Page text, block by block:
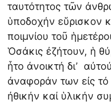
ταυτότητος τῶν
ὑποδοχήν εὕρισκον
ποιμνίου τοῦ
Ὁσάκις ἐζήτουν, ἡ
ἦτο ἀνοικτή δι’
ἀναφοράν των εἰς τό
ἠθικήν καί ὑλικήν